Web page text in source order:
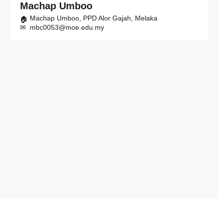
Machap Umboo
Machap Umboo, PPD Alor Gajah, Melaka
mbc0053@moe.edu.my